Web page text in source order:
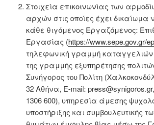
Στοιχεία επικοινωνίας των
αρχών στις οποίες έχει
κάθε θιγόμενος Εργαζόμενος:
Εργασίας (https://www.sepe.gov.gr/
τηλεφωνική γραμμή
της γραμμής εξυπηρέτησης
Συνήγορος του Πολίτη
32 Αθήνα, E-mail:
1306 600), υπηρεσία άμεσης
υποστήριξης και συμβουλευτικής